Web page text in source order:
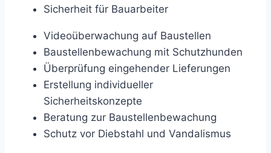
Sicherheit für Bauarbeiter
Videoüberwachung auf Baustellen
Baustellenbewachung mit Schutzhunden
Überprüfung eingehender Lieferungen
Erstellung individueller
Sicherheitskonzepte
Beratung zur Baustellenbewachung
Schutz vor Diebstahl und Vandalismus